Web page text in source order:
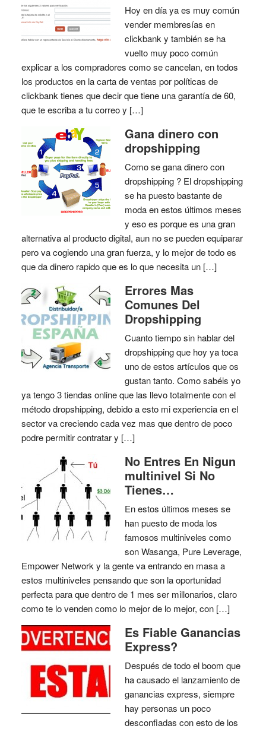
Hoy en día ya es muy común
vender membresías en
clickbank y también se ha
vuelto muy poco común
explicar a los compradores como se cancelan, en todos
los productos en la carta de ventas por políticas de
clickbank tienes que decir que tiene una garantía de 60,
que te escriba a tu correo y […]
Gana dinero con
dropshipping
Como se gana dinero con
dropshipping ? El dropshipping
se ha puesto bastante de
moda en estos últimos meses
y eso es porque es una gran
alternativa al producto digital, aun no se pueden equiparar
pero va cogiendo una gran fuerza, y lo mejor de todo es
que da dinero rapido que es lo que necesita un […]
Errores Mas
Comunes Del
Dropshipping
Cuanto tiempo sin hablar del
dropshipping que hoy ya toca
uno de estos artículos que os
gustan tanto. Como sabéis yo
ya tengo 3 tiendas online que las llevo totalmente con el
método dropshipping, debido a esto mi experiencia en el
sector va creciendo cada vez mas que dentro de poco
podre permitir contratar y […]
No Entres En Nigun
multinivel Si No
Tienes…
En estos últimos meses se
han puesto de moda los
famosos multiniveles como
son Wasanga, Pure Leverage,
Empower Network y la gente va entrando en masa a
estos multiniveles pensando que son la oportunidad
perfecta para que dentro de 1 mes ser millonarios, claro
como te lo venden como lo mejor de lo mejor, con […]
Es Fiable Ganancias
Express?
Después de todo el boom que
ha causado el lanzamiento de
ganancias express, siempre
hay personas un poco
desconfiadas con esto de los